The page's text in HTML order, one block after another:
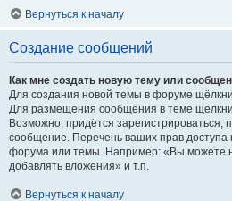
Вернуться к началу
Создание сообщений
Как мне создать новую тему или
Для создания новой темы в форуме
Для размещения сообщения в теме
Возможно, придётся зарегистрироваться,
сообщение. Перечень ваших прав доступа
форума или темы. Например: «Вы можете
добавлять вложения» и т.п.
Вернуться к началу